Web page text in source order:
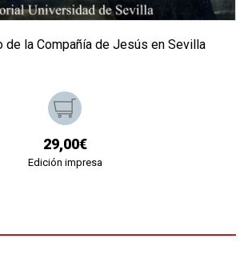
de la Compañía de Jesús en Sevilla
29,00€
Edición impresa